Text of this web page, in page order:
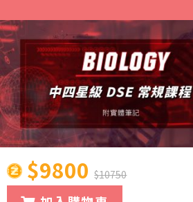
$9800$10750